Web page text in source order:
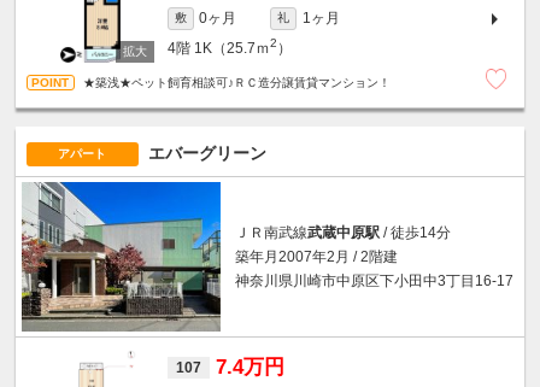
敷 0ヶ月 礼
1ヶ月
4階 1K（25.7ｍ2 ）
★築浅★ペット飼育相談可♪ＲＣ造分譲賃貸マンション！
アパート エバーグリーン
ＪＲ南武線武蔵中原駅 / 徒歩14分
築年月2007年2月 / 2階建
神奈川県川崎市中原区下小田中3丁目16-17
107 7.4万円